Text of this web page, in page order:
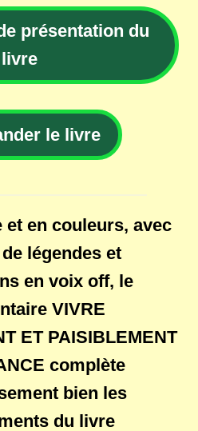
présentation du
livre
le livre
et en couleurs, avec
légendes et
en voix off, le
VIVRE
ET PAISIBLEMENT
complète
bien les
du livre